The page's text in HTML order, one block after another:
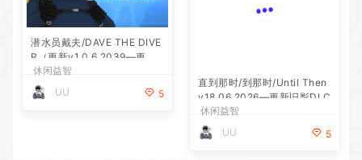
潜水员戴夫/DAVE THE DIVE
R（更新v1.0.6.2039—更新D
LC）
休闲益智
UU
5
直到那时/到那时/Until Then
v18.06.2026—更新旧影DLC
休闲益智
UU
5